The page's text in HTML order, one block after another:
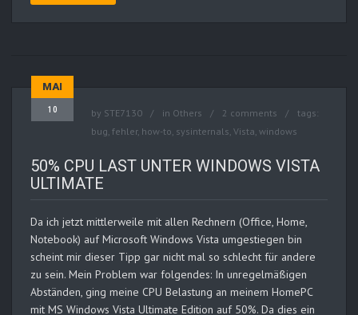
MAI
10 by STE7130 in Others 2 comments
tags:
bug, fehler, how-to, sysinternals, Vista, windows
50% CPU LAST UNTER WINDOWS VISTA
ULTIMATE
Da ich jetzt mittlerweile mit allen Rechnern (Office, Home,
Notebook) auf Microsoft Windows Vista umgestiegen bin
scheint mir dieser Tipp gar nicht mal so schlecht für andere
zu sein. Mein Problem war folgendes: In unregelmäßigen
Abständen, ging meine CPU Belastung an meinem HomePC
mit MS Windows Vista Ultimate Edition auf 50%. Da dies ein